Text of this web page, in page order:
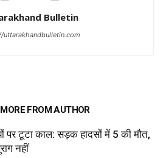
Bulletin
uttarakhandbulletin.com
MORE FROM AUTHOR
पर टूटा काल: सड़क हादसों में 5 की मौत,
नहीं